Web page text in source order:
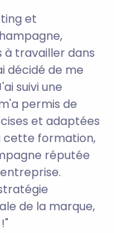
et
à travailler dans
décidé de me
suivi une
permis de
et adaptées
cette formation,
réputée
de la marque,